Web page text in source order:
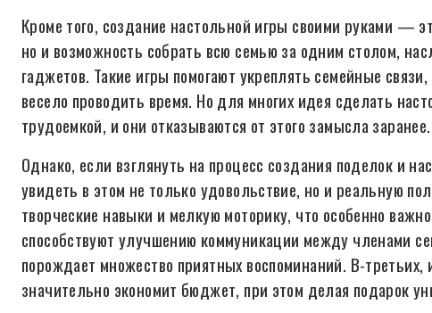
Кроме того, создание настольной игры своими руками —
но и возможность собрать всю семью за одним столом,
гаджетов. Такие игры помогают укреплять семейные
весело проводить время. Но для многих идея сделать
трудоемкой, и они отказываются от этого замысла заранее.
Однако, если взглянуть на процесс создания поделок и
увидеть в этом не только удовольствие, но и реальную
творческие навыки и мелкую моторику, что особенно
способствуют улучшению коммуникации между членами
порождает множество приятных воспоминаний. В-третьих,
значительно экономит бюджет, при этом делая подарок